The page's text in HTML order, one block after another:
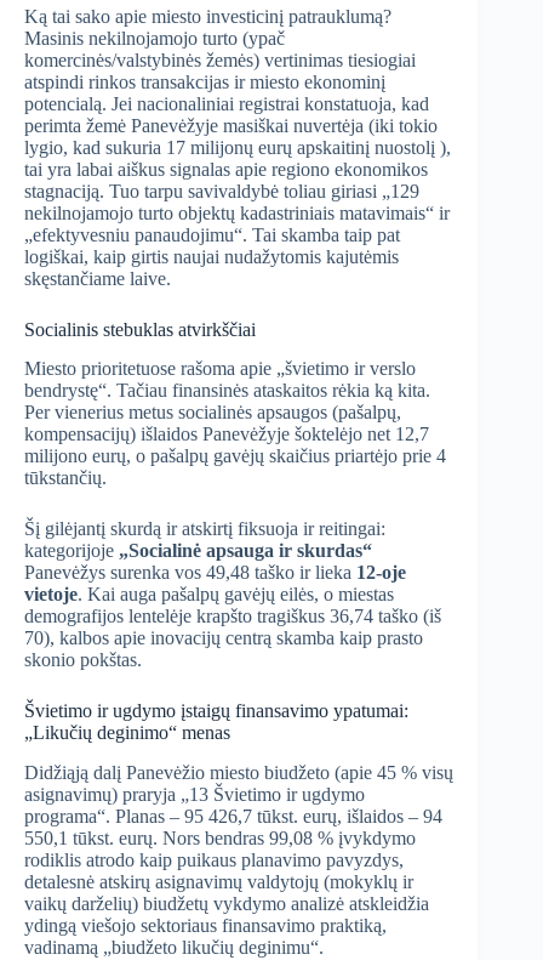
Ką tai sako apie miesto investicinį patrauklumą?
Masinis nekilnojamojo turto (ypač
komercinės/valstybinės žemės) vertinimas tiesiogiai
atspindi rinkos transakcijas ir miesto ekonominį
potencialą. Jei nacionaliniai registrai konstatuoja, kad
perimta žemė Panevėžyje masiškai nuvertėja (iki tokio
lygio, kad sukuria 17 milijonų eurų apskaitinį nuostolį ),
tai yra labai aiškus signalas apie regiono ekonomikos
stagnaciją. Tuo tarpu savivaldybė toliau giriasi „129
nekilnojamojo turto objektų kadastriniais matavimais“ ir
„efektyvesniu panaudojimu“. Tai skamba taip pat
logiškai, kaip girtis naujai nudažytomis kajutėmis
skęstančiame laive.
Socialinis stebuklas atvirkščiai
Miesto prioritetuose rašoma apie „švietimo ir verslo
bendrystę“. Tačiau finansinės ataskaitos rėkia ką kita.
Per vienerius metus socialinės apsaugos (pašalpų,
kompensacijų) išlaidos Panevėžyje šoktelėjo net 12,7
milijono eurų, o pašalpų gavėjų skaičius priartėjo prie 4
tūkstančių.
Šį gilėjantį skurdą ir atskirtį fiksuoja ir reitingai:
kategorijoje „Socialinė apsauga ir skurdas“
Panevėžys surenka vos 49,48 taško ir lieka 12-oje
vietoje. Kai auga pašalpų gavėjų eilės, o miestas
demografijos lentelėje krapšto tragiškus 36,74 taško (iš
70), kalbos apie inovacijų centrą skamba kaip prasto
skonio pokštas.
Švietimo ir ugdymo įstaigų finansavimo ypatumai:
„Likučių deginimo“ menas
Didžiąją dalį Panevėžio miesto biudžeto (apie 45 % visų
asignavimų) praryja „13 Švietimo ir ugdymo
programa“. Planas – 95 426,7 tūkst. eurų, išlaidos – 94
550,1 tūkst. eurų. Nors bendras 99,08 % įvykdymo
rodiklis atrodo kaip puikaus planavimo pavyzdys,
detalesnė atskirų asignavimų valdytojų (mokyklų ir
vaikų darželių) biudžetų vykdymo analizė atskleidžia
ydingą viešojo sektoriaus finansavimo praktiką,
vadinamą „biudžeto likučių deginimu“.